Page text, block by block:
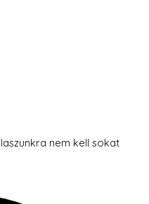
nem kell sokat